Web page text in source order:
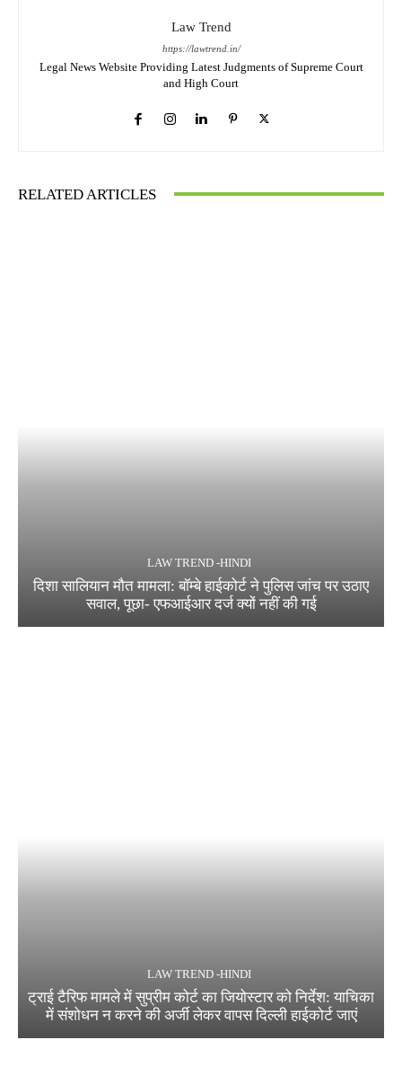
Law Trend
https://lawtrend.in/
Legal News Website Providing Latest Judgments of Supreme Court
and High Court
RELATED ARTICLES
LAW TREND -HINDI
दिशा सालियान मौत मामला: बॉम्बे हाईकोर्ट ने पुलिस जांच पर उठाए
सवाल, पूछा- एफआईआर दर्ज क्यों नहीं की गई
LAW TREND -HINDI
ट्राई टैरिफ मामले में सुप्रीम कोर्ट का जियोस्टार को निर्देश: याचिका
में संशोधन न करने की अर्जी लेकर वापस दिल्ली हाईकोर्ट जाएं